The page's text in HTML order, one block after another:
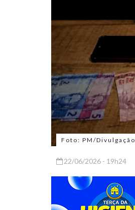
Foto: PM/Divulgação
22/06/2026 - 19h24